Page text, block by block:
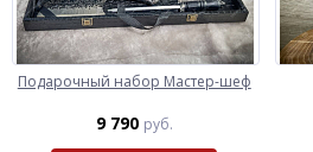
Подарочный набор Мастер-шеф
9 790 руб.